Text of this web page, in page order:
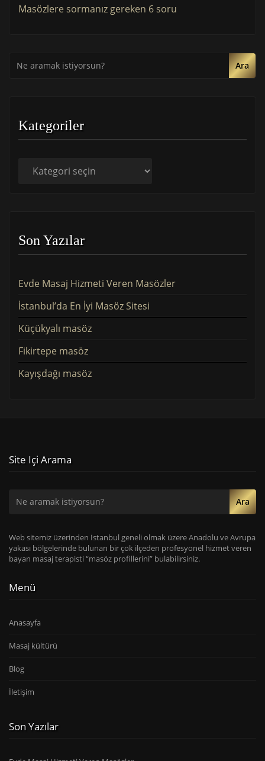
Masözlere sormanız gereken 6 soru
Ara
Kategoriler
Son Yazılar
Evde Masaj Hizmeti Veren Masözler
İstanbul’da En İyi Masöz Sitesi
Küçükyalı masöz
Fikirtepe masöz
Kayışdağı masöz
Site Içi Arama
Ara
Web sitemiz üzerinden İstanbul geneli olmak üzere Anadolu ve Avrupa
yakası bölgelerinde bulunan bir çok ilçeden profesyonel hizmet veren
bayan masaj terapisti “masöz profillerini” bulabilirsiniz.
Menü
Anasayfa
Masaj kültürü
Blog
İletişim
Son Yazılar